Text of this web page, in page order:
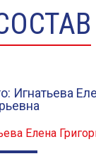
Елена